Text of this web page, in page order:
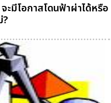
มีโอกาสโดนฟ้าผ่าได้หรือ
?